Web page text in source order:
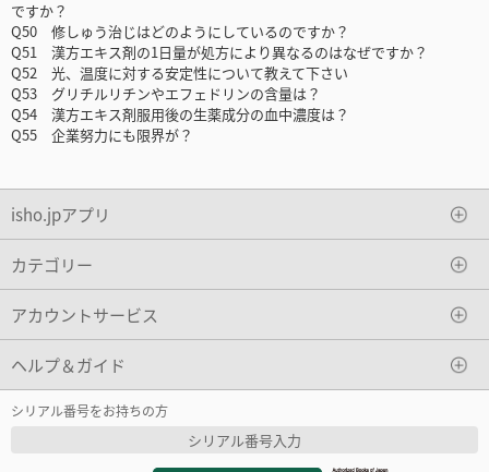
ですか？
Q50 修しゅう治じはどのようにしているのですか？
Q51 漢方エキス剤の1日量が処方により異なるのはなぜですか？
Q52 光、温度に対する安定性について教えて下さい
Q53 グリチルリチンやエフェドリンの含量は？
Q54 漢方エキス剤服用後の生薬成分の血中濃度は？
Q55 企業努力にも限界が？
isho.jpアプリ
カテゴリー
アカウントサービス
ヘルプ＆ガイド
シリアル番号をお持ちの方
シリアル番号入力